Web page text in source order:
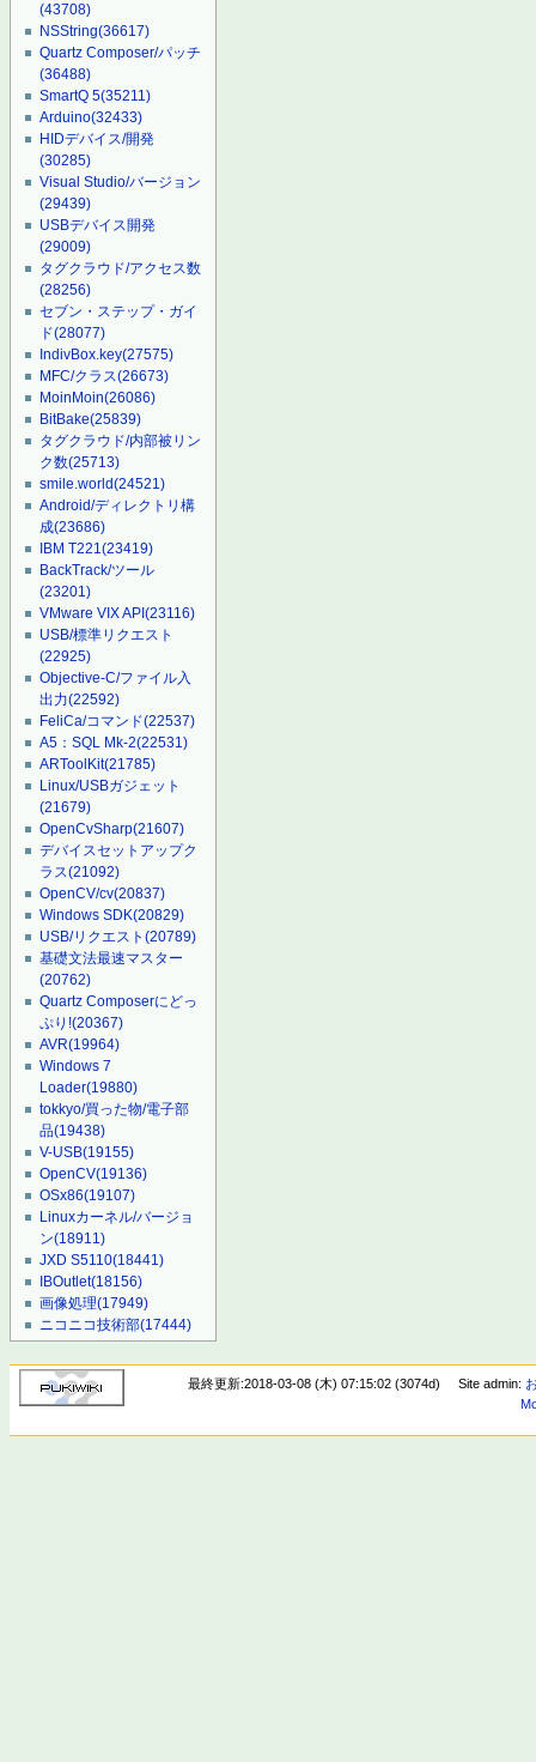
(43708)
NSString(36617)
Quartz Composer/パッチ
(36488)
SmartQ 5(35211)
Arduino(32433)
HIDデバイス/開発
(30285)
Visual Studio/バージョン
(29439)
USBデバイス開発
(29009)
タグクラウド/アクセス数
(28256)
セブン・ステップ・ガイ
ド(28077)
IndivBox.key(27575)
MFC/クラス(26673)
MoinMoin(26086)
BitBake(25839)
タグクラウド/内部被リン
ク数(25713)
smile.world(24521)
Android/ディレクトリ構
成(23686)
IBM T221(23419)
BackTrack/ツール
(23201)
VMware VIX API(23116)
USB/標準リクエスト
(22925)
Objective-C/ファイル入
出力(22592)
FeliCa/コマンド(22537)
A5：SQL Mk-2(22531)
ARToolKit(21785)
Linux/USBガジェット
(21679)
OpenCvSharp(21607)
デバイスセットアップク
ラス(21092)
OpenCV/cv(20837)
Windows SDK(20829)
USB/リクエスト(20789)
基礎文法最速マスター
(20762)
Quartz Composerにどっ
ぷり!(20367)
AVR(19964)
Windows 7
Loader(19880)
tokkyo/買った物/電子部
品(19438)
V-USB(19155)
OpenCV(19136)
OSx86(19107)
Linuxカーネル/バージョ
ン(18911)
JXD S5110(18441)
IBOutlet(18156)
画像処理(17949)
ニコニコ技術部(17444)
最終更新:2018-03-08 (木) 07:15:02 (3074d) Site admin: